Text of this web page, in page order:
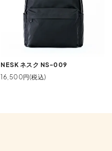
NESK ネスク NS-009
16,500円(税込)